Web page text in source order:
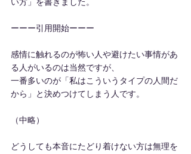
ーーー引用開始ーーー
感情に触れるのが怖い人や避けたい事情があ
る人がいるのは当然ですが、
一番多いのが「私はこういうタイプの人間だ
から」と決めつけてしまう人です。
（中略）
どうしても本音にたどり着けない方は無理を